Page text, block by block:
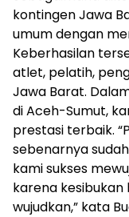
kontingen Jawa
umum dengan
Keberhasilan
atlet, pelatih,
Jawa Barat.
di Aceh-Sumut,
prestasi terbaik.
sebenarnya
kami sukses
karena
wujudkan,” kata